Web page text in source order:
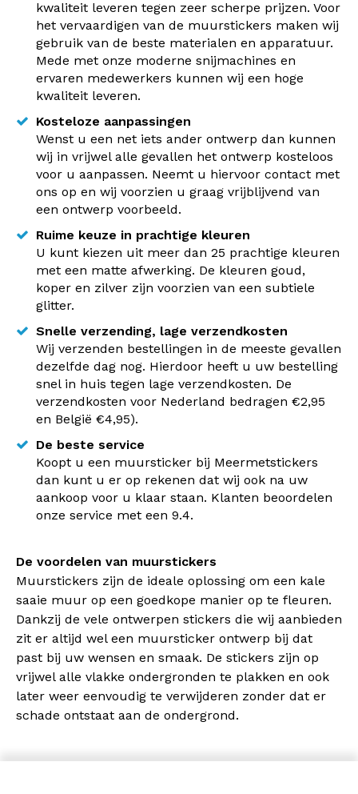
kwaliteit leveren tegen zeer scherpe prijzen. Voor
het vervaardigen van de muurstickers maken wij
gebruik van de beste materialen en apparatuur.
Mede met onze moderne snijmachines en
ervaren medewerkers kunnen wij een hoge
kwaliteit leveren.
Kosteloze aanpassingen
Wenst u een net iets ander ontwerp dan kunnen
wij in vrijwel alle gevallen het ontwerp kosteloos
voor u aanpassen. Neemt u hiervoor contact met
ons op en wij voorzien u graag vrijblijvend van
een ontwerp voorbeeld.
Ruime keuze in prachtige kleuren
U kunt kiezen uit meer dan 25 prachtige kleuren
met een matte afwerking. De kleuren goud,
koper en zilver zijn voorzien van een subtiele
glitter.
Snelle verzending, lage verzendkosten
Wij verzenden bestellingen in de meeste gevallen
dezelfde dag nog. Hierdoor heeft u uw bestelling
snel in huis tegen lage verzendkosten. De
verzendkosten voor Nederland bedragen €2,95
en België €4,95).
De beste service
Koopt u een muursticker bij Meermetstickers
dan kunt u er op rekenen dat wij ook na uw
aankoop voor u klaar staan. Klanten beoordelen
onze service met een 9.4.
De voordelen van muurstickers
Muurstickers zijn de ideale oplossing om een kale
saaie muur op een goedkope manier op te fleuren.
Dankzij de vele ontwerpen stickers die wij aanbieden
zit er altijd wel een muursticker ontwerp bij dat
past bij uw wensen en smaak. De stickers zijn op
vrijwel alle vlakke ondergronden te plakken en ook
later weer eenvoudig te verwijderen zonder dat er
schade ontstaat aan de ondergrond.